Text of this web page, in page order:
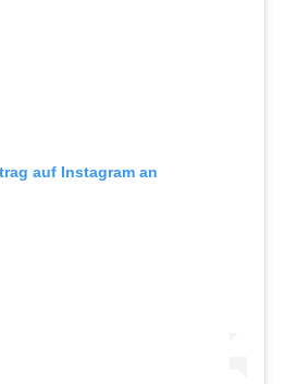
auf Instagram an